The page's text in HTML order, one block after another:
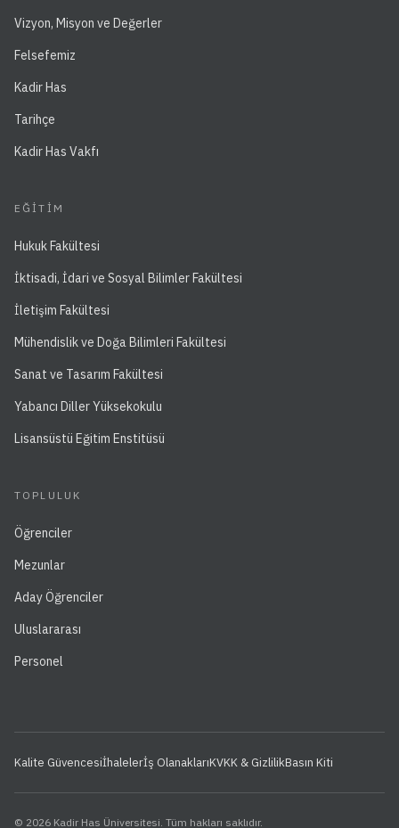
Vizyon, Misyon ve Değerler
Felsefemiz
Kadir Has
Tarihçe
Kadir Has Vakfı
EĞITIM
Hukuk Fakültesi
İktisadi, İdari ve Sosyal Bilimler Fakültesi
İletişim Fakültesi
Mühendislik ve Doğa Bilimleri Fakültesi
Sanat ve Tasarım Fakültesi
Yabancı Diller Yüksekokulu
Lisansüstü Eğitim Enstitüsü
TOPLULUK
Öğrenciler
Mezunlar
Aday Öğrenciler
Uluslararası
Personel
Kalite Güvencesiİhalelerİş OlanaklarıKVKK & GizlilikBasın Kiti
© 2026 Kadir Has Üniversitesi. Tüm hakları saklıdır.